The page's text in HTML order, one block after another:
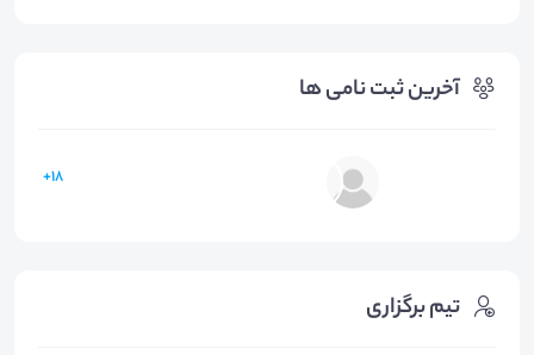
آخرین ثبت نامی ها
18+
تیم برگزاری